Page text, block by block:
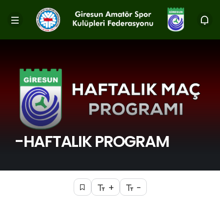
-HAFTALIK PROGRAM
+ -